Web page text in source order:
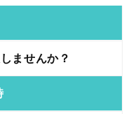
ませんか？